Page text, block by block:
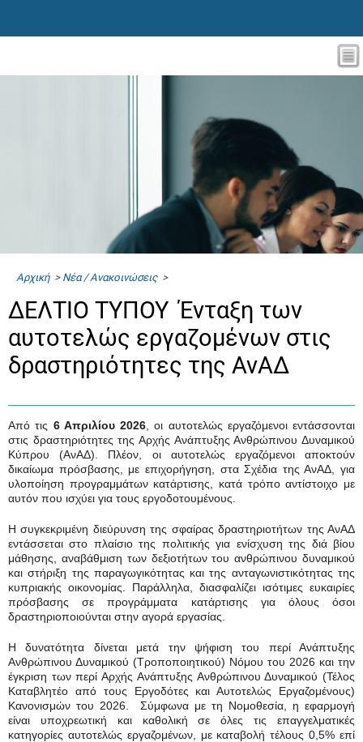
Αρχική> Νέα / Ανακοινώσεις>
ΔΕΛΤΙΟ ΤΥΠΟΥ Ένταξη των
αυτοτελώς εργαζομένων στις
δραστηριότητες της ΑνΑΔ
Από τις 6 Απριλίου 2026 , οι αυτοτελώς εργαζόμενοι εντάσσονται
στις δραστηριότητες της Αρχής Ανάπτυξης Ανθρώπινου Δυναμικού
Κύπρου (ΑνΑΔ). Πλέον, οι αυτοτελώς εργαζόμενοι αποκτούν
δικαίωμα πρόσβασης, με επιχορήγηση, στα Σχέδια της ΑνΑΔ, για
υλοποίηση προγραμμάτων κατάρτισης, κατά τρόπο αντίστοιχο με
αυτόν που ισχύει για τους εργοδοτουμένους.
Η συγκεκριμένη διεύρυνση της σφαίρας δραστηριοτήτων της ΑνΑΔ
εντάσσεται στο πλαίσιο της πολιτικής για ενίσχυση της διά βίου
μάθησης, αναβάθμιση των δεξιοτήτων του ανθρώπινου δυναμικού
και στήριξη της παραγωγικότητας και της ανταγωνιστικότητας της
κυπριακής οικονομίας. Παράλληλα, διασφαλίζει ισότιμες ευκαιρίες
πρόσβασης σε προγράμματα κατάρτισης για όλους όσοι
δραστηριοποιούνται στην αγορά εργασίας.
Η δυνατότητα δίνεται μετά την ψήφιση του περί Ανάπτυξης
Ανθρώπινου Δυναμικού (Τροποποιητικού) Νόμου του 2026 και την
έγκριση των περί Αρχής Ανάπτυξης Ανθρώπινου Δυναμικού (Τέλος
Καταβλητέο από τους Εργοδότες και Αυτοτελώς Εργαζομένους)
Κανονισμών του 2026. Σύμφωνα με τη Νομοθεσία, η εφαρμογή
είναι υποχρεωτική και καθολική σε όλες τις επαγγελματικές
κατηγορίες αυτοτελώς εργαζομένων, με καταβολή τέλους 0,5% επί